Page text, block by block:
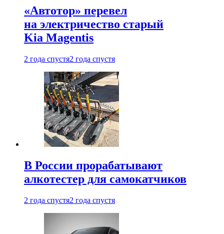
«Автотор» перевел
на электричество старый
Kia Magentis
2 года спустя2 года спустя
В России прорабатывают
алкотестер для самокатчиков
2 года спустя2 года спустя